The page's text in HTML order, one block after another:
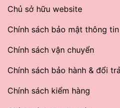
Chủ sở hữu website
Chính sách bảo mật thông tin
Chính sách vận chuyển
Chính sách bảo hành & đổi trả
Chính sách kiểm hàng